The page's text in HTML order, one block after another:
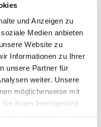
und Anzeigen zu
Medien anbieten
Website zu
Informationen zu Ihrer
unsere Partner für
weiter. Unsere
möglicherweise mit
ihnen bereitgestellt
02307 / 390 33)